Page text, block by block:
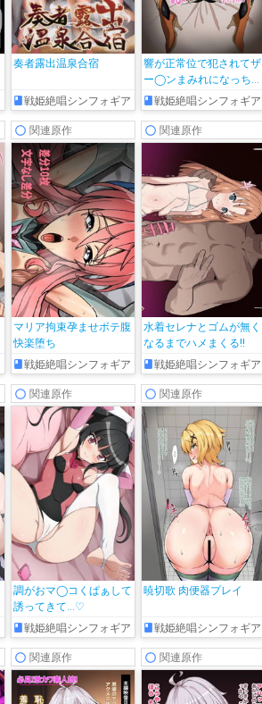
奏者露出温泉合宿
戦姫絶唱シンフォギア
響が正常位で犯されてザ
ー◯ンまみれになっちゃ
う♡戦姫絶唱シンフォギア
関連原作
マリア拘束孕ませボテ腹
快楽堕ち
戦姫絶唱シンフォギア
関連原作
水着セレナとゴムが無く
なるまでハメまくる!!
戦姫絶唱シンフォギア
関連原作
調がおマ◯コくぱぁして
誘ってきて…♡
戦姫絶唱シンフォギア
関連原作
暁切歌 肉便器プレイ
戦姫絶唱シンフォギア
関連原作 関連原作